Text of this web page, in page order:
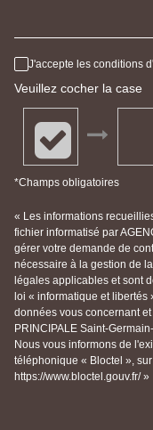
J'accepte les conditions
Veuillez cocher la case
*Champs obligatoires
« Les informations
fichier informatisé par
gérer votre demande de
nécessaire à la gestion de
légales applicables et sont
loi « informatique et
données vous concernant
PRINCIPALE Saint-
Nous vous informons de
téléphonique « Bloctel »,
https://www.bloctel.gouv.fr/ »